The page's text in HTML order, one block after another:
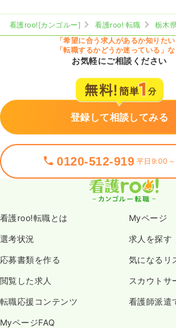
看護roo![カンゴルー] 看護roo! 転職 栃木県
「希望に合う求人があるか知りたい
「転職するかどうか迷っている」
お気軽にご相談ください
登録して相談してみる
0120-512-919 平日9:00
看護roo!転職とは Myページ
選考状況 求人を探す
応募書類を作る 気になるリ
閲覧した求人 スカウトサ
転職応援コンテンツ 看護師派遣
MyページFAQ